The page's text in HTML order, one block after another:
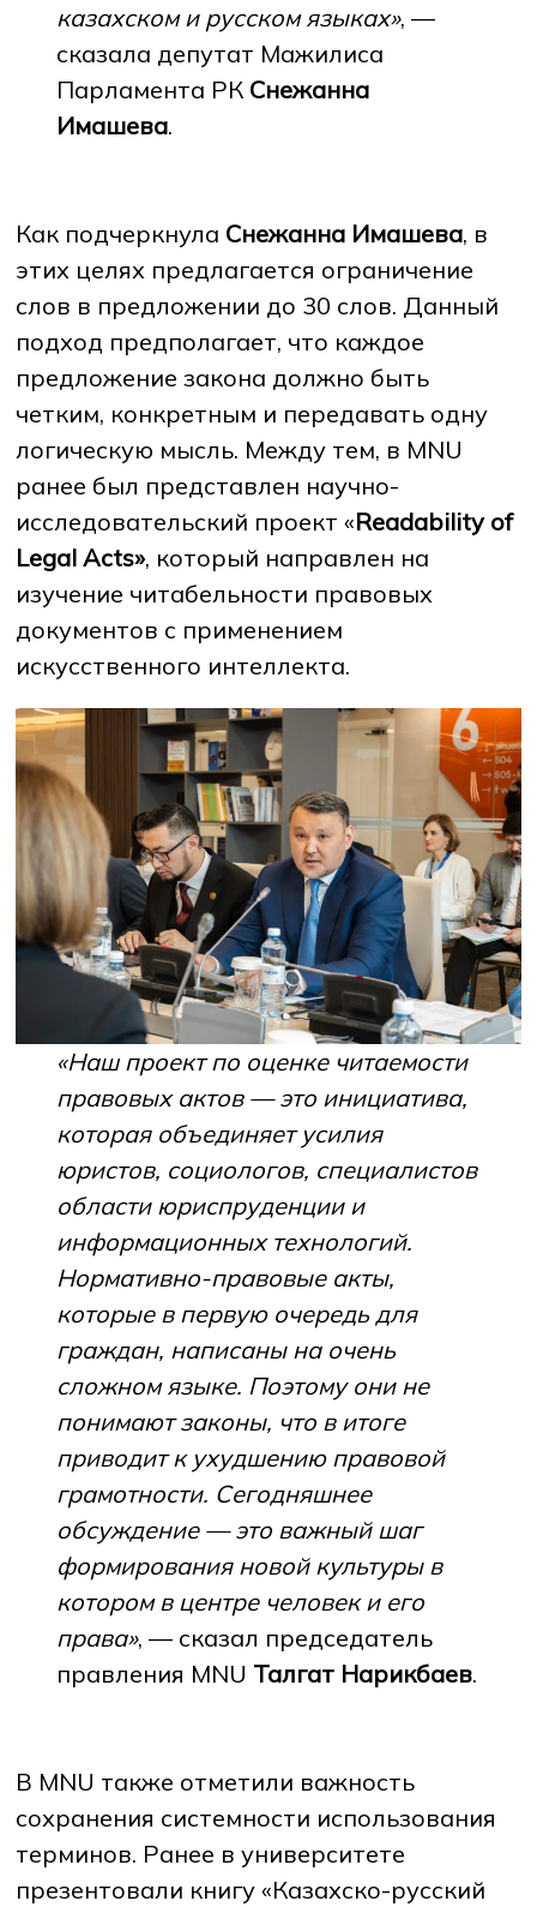
казахском и русском языках», —
сказала депутат Мажилиса
Парламента РК Снежанна
Имашева.
Как подчеркнула Снежанна Имашева, в
этих целях предлагается ограничение
слов в предложении до 30 слов. Данный
подход предполагает, что каждое
предложение закона должно быть
четким, конкретным и передавать одну
логическую мысль. Между тем, в MNU
ранее был представлен научно-
исследовательский проект «Readability of
Legal Acts», который направлен на
изучение читабельности правовых
документов с применением
искусственного интеллекта.
«Наш проект по оценке читаемости
правовых актов — это инициатива,
которая объединяет усилия
юристов, социологов, специалистов
области юриспруденции и
информационных технологий.
Нормативно-правовые акты,
которые в первую очередь для
граждан, написаны на очень
сложном языке. Поэтому они не
понимают законы, что в итоге
приводит к ухудшению правовой
грамотности. Сегодняшнее
обсуждение — это важный шаг
формирования новой культуры в
котором в центре человек и его
права», — сказал председатель
правления MNU Талгат Нарикбаев.
В MNU также отметили важность
сохранения системности использования
терминов. Ранее в университете
презентовали книгу «Казахско-русский